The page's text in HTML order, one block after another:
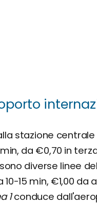
stazione centrale
da €0,70 in
diverse linee
10-15 min, €1,00 da
1conduce